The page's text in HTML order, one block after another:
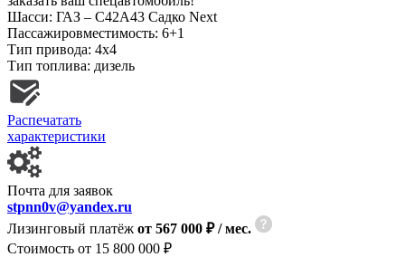
Шасси: ГАЗ – С42А43 Садко Next
Пассажировместимость: 6+1
Тип привода: 4х4
Тип топлива: дизель
Распечатать
характеристики
Почта для заявок
stpnn0v@yandex.ru
Лизинговый платёж от 567 000 ₽ / мес.
Стоимость от 15 800 000 ₽